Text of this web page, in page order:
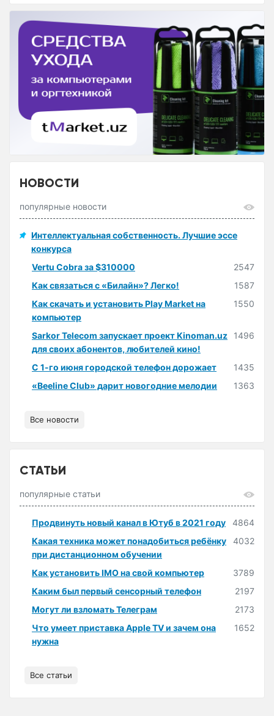
НОВОСТИ
популярные новости
Интеллектуальная собственность. Лучшие эссе
конкурса
Vertu Cobra за $310000
2547
Как связаться с «Билайн»? Легко!
1587
Как скачать и установить Play Market на
компьютер
1550
Sarkor Telecom запускает проект Kinoman.uz
для своих абонентов, любителей кино!
1496
С 1-го июня городской телефон дорожает
1435
«Beeline Club» дарит новогодние мелодии
1363
Все новости
СТАТЬИ
популярные статьи
Продвинуть новый канал в Ютуб в 2021 году
4864
Какая техника может понадобиться ребёнку
при дистанционном обучении
4032
Как установить IMO на свой компьютер
3789
Каким был первый сенсорный телефон
2197
Могут ли взломать Телеграм
2173
Что умеет приставка Apple TV и зачем она
нужна
1652
Все статьи